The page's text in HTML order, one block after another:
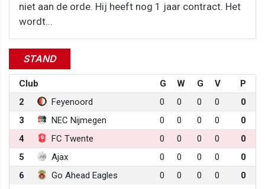
niet aan de orde. Hij heeft nog 1 jaar contract. Het
wordt...
STAND
Club G W G V
P
2
Feyenoord 0 0 0 0
0
3
NEC Nijmegen 0 0 0 0
0
4
FC Twente 0 0 0 0
0
5
Ajax 0 0 0 0
0
6
Go Ahead Eagles 0 0 0 0 0